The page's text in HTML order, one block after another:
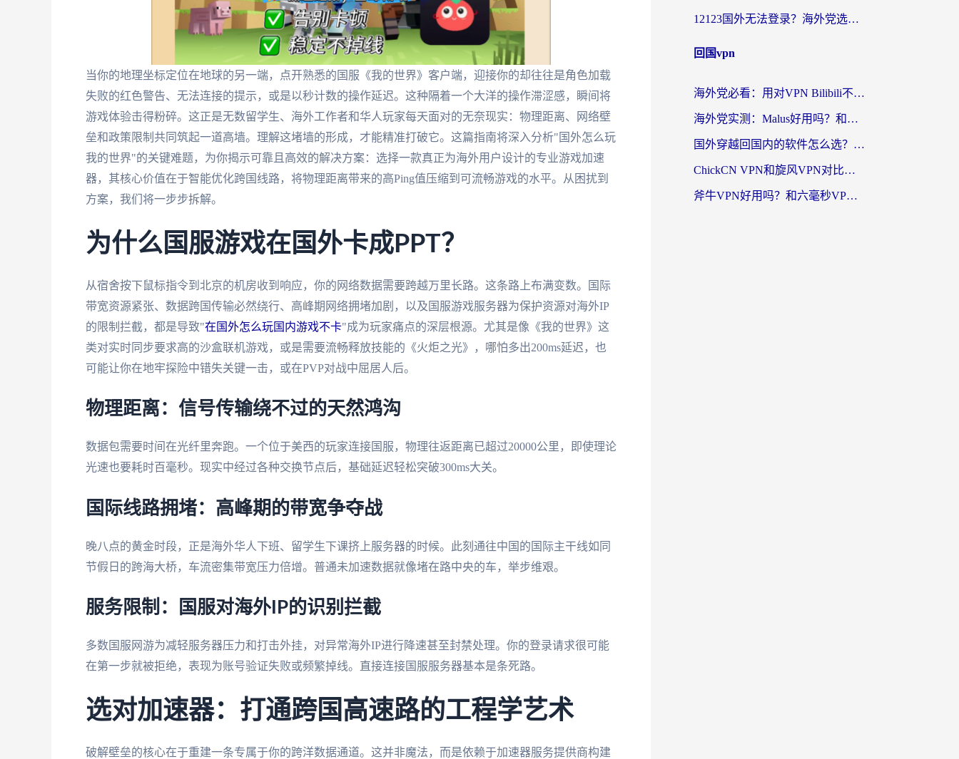
当你的地理坐标定位在地球的另一端，点开熟悉的国服《我的世界》客户端，迎接你的却往往是角色加载
失败的红色警告、无法连接的提示，或是以秒计数的操作延迟。这种隔着一个大洋的操作滞涩感，瞬间将
游戏体验击得粉碎。这正是无数留学生、海外工作者和华人玩家每天面对的无奈现实：物理距离、网络壁
垒和政策限制共同筑起一道高墙。理解这堵墙的形成，才能精准打破它。这篇指南将深入分析"国外怎么玩
我的世界"的关键难题，为你揭示可靠且高效的解决方案：选择一款真正为海外用户设计的专业游戏加速
器，其核心价值在于智能优化跨国线路，将物理距离带来的高Ping值压缩到可流畅游戏的水平。从困扰到
方案，我们将一步步拆解。
为什么国服游戏在国外卡成PPT？
从宿舍按下鼠标指令到北京的机房收到响应，你的网络数据需要跨越万里长路。这条路上布满变数。国际
带宽资源紧张、数据跨国传输必然绕行、高峰期网络拥堵加剧，以及国服游戏服务器为保护资源对海外IP
的限制拦截，都是导致"在国外怎么玩国内游戏不卡"成为玩家痛点的深层根源。尤其是像《我的世界》这
类对实时同步要求高的沙盒联机游戏，或是需要流畅释放技能的《火炬之光》，哪怕多出200ms延迟，也
可能让你在地牢探险中错失关键一击，或在PVP对战中屈居人后。
物理距离：信号传输绕不过的天然鸿沟
数据包需要时间在光纤里奔跑。一个位于美西的玩家连接国服，物理往返距离已超过20000公里，即使理论
光速也要耗时百毫秒。现实中经过各种交换节点后，基础延迟轻松突破300ms大关。
国际线路拥堵：高峰期的带宽争夺战
晚八点的黄金时段，正是海外华人下班、留学生下课挤上服务器的时候。此刻通往中国的国际主干线如同
节假日的跨海大桥，车流密集带宽压力倍增。普通未加速数据就像堵在路中央的车，举步维艰。
服务限制：国服对海外IP的识别拦截
多数国服网游为减轻服务器压力和打击外挂，对异常海外IP进行降速甚至封禁处理。你的登录请求很可能
在第一步就被拒绝，表现为账号验证失败或频繁掉线。直接连接国服服务器基本是条死路。
选对加速器：打通跨国高速路的工程学艺术
破解壁垒的核心在于重建一条专属于你的跨洋数据通道。这并非魔法，而是依赖于加速器服务提供商构建
12123国外无法登录？海外党选对回国加速器，轻松解决国内资源访问难题
回国vpn
海外党必看：用对VPN Bilibili不卡顿，英国玩国内游戏也丝滑——2026回国加速器选择指南
海外党实测：Malus好用吗？和雷霆哪个好？+ 3款热门加速器深度对比
国外穿越回国内的软件怎么选？3年海外党亲测实用指南，告别地域限制
ChickCN VPN和旋风VPN对比哪个回国效果更好？海外党实测回国内网神器指南
斧牛VPN好用吗？和六毫秒VPN对比哪个回国效果更好？海外党亲测实用指南